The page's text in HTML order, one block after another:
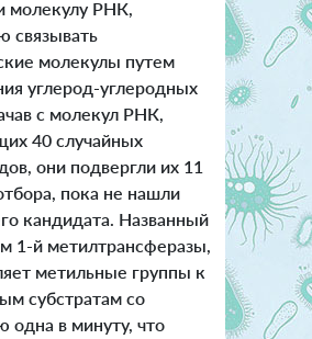
молекулу РНК,
связывать
молекулы путем
углерод-углеродных
с молекул РНК,
40 случайных
они подвергли их 11
пока не нашли
кандидата. Названный
1-й метилтрансферазы,
метильные группы к
субстратам со
одна в минуту, что